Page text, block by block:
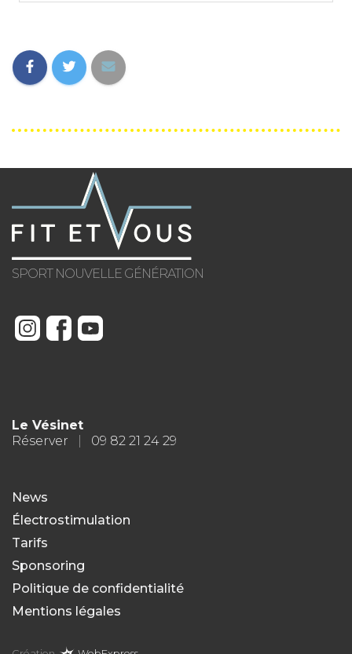
SPORT NOUVELLE GÉNÉRATION
Le Vésinet
Réserver
09 82 21 24 29
News
Électrostimulation
Tarifs
Sponsoring
Politique de confidentialité
Mentions légales